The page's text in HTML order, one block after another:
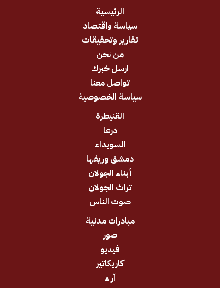
سياسة واقتصاد
تقارير وتحقيقات
ارسل خبرك
تواصل معنا
سياسة الخصوصية
دمشق وريفها
أبناء الجولان
تراث الجولان
صوت الناس
مبادرات مدنية